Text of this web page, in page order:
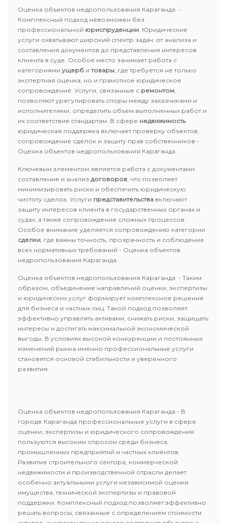
Оценка объектов недропользования Караганда -
Комплексный подход невозможен без
профессиональной юриспруденции. Юридические
услуги охватывают широкий спектр задач: от анализа и
составления документов до представления интересов
клиента в суде. Особое место занимает работа с
категориями ущерб итовары, где требуется не только
экспертная оценка, но и грамотное юридическое
сопровождение. Услуги, связанные с ремонтом,
позволяют урегулировать споры между заказчиками и
исполнителями, определить объем выполненных работ и
их соответствие стандартам. В сфере недвижимость
юридическая поддержка включает проверку объектов,
сопровождение сделок и защиту прав собственников -
Оценка объектов недропользования Караганда .
Ключевым элементом является работа с документами:
составление и анализ договоров, что позволяет
минимизировать риски и обеспечить юридическую
чистоту сделок. Услуги представительства включают
защиту интересов клиента в государственных органах и
судах, а также сопровождение сложных процессов.
Особое внимание уделяется сопровождению категории
сделки, где важны точность, прозрачность и соблюдение
всех нормативных требований - Оценка объектов
недропользования Караганда .
Оценка объектов недропользования Караганда - Таким
образом, объединение направлений оценки, экспертизы
и юридических услуг формирует комплексное решение
для бизнеса и частных лиц. Такой подход позволяет
эффективно управлять активами, снижать риски, защищать
интересы и достигать максимальной экономической
выгоды. В условиях высокой конкуренции и постоянных
изменений рынка именно профессиональные услуги
становятся основой стабильности и уверенного
развития.
Оценка объектов недропользования Караганда - В
городе Караганда профессиональные услуги в сфере
оценки, экспертизы и юридического сопровождения
пользуются высоким спросом среди бизнеса,
промышленных предприятий и частных клиентов.
Развитие строительного сектора, коммерческой
недвижимости и производственной отрасли делает
особенно актуальными услуги независимой оценки
имущества, технической экспертизы и правовой
поддержки. Комплексный подход позволяет эффективно
решать вопросы, связанные с определением стоимости